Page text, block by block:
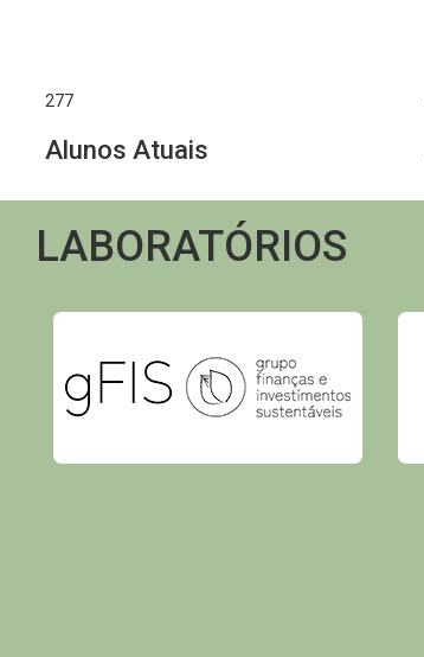
277
Alunos Atuais
LABORATÓRIOS